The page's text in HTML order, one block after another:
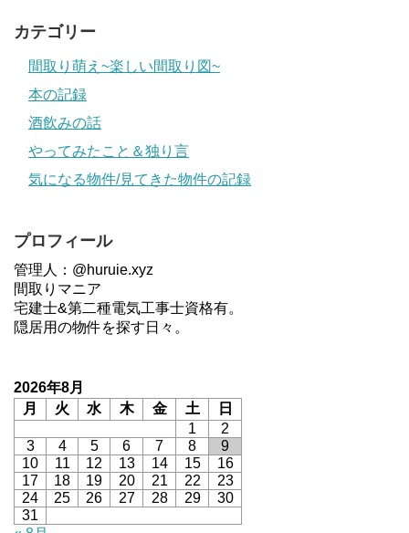
カテゴリー
間取り萌え~楽しい間取り図~
本の記録
酒飲みの話
やってみたこと＆独り言
気になる物件/見てきた物件の記録
プロフィール
管理人：@huruie.xyz
間取りマニア
宅建士&第二種電気工事士資格有。
隠居用の物件を探す日々。
2026年8月
月
火 水 木 金 土
日
1
2
3
4 5 6 7 8
9
10
11 12 13 14 15
16
17
18 19 20 21 22
23
24
25 26 27 28 29
30
31